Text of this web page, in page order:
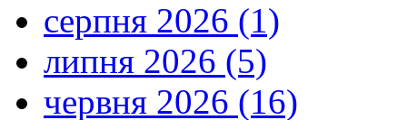
серпня 2026 (1)
липня 2026 (5)
червня 2026 (16)